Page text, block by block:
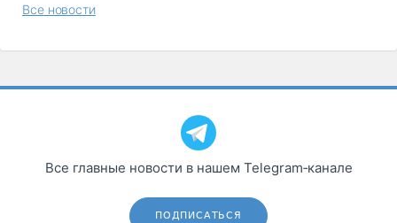
Все новости
Все главные новости в нашем Telegram‑канале
ПОДПИСАТЬСЯ